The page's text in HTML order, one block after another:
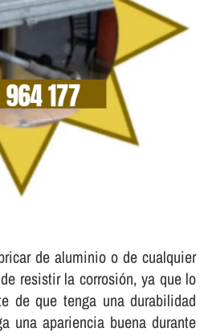
de aluminio o de cualquier
resistir la corrosión, ya que lo
de que tenga una durabilidad
una apariencia buena durante